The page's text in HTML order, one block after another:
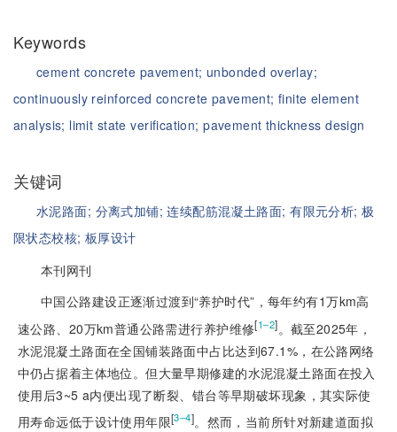
Keywords
cement concrete pavement; unbonded overlay;
continuously reinforced concrete pavement;finite element
analysis; limit state verification;pavement thickness design
关键词
水泥路面; 分离式加铺;连续配筋混凝土路面;有限元分析;极
限状态校核; 板厚设计
本刊网刊
中国公路建设正逐渐过渡到“养护时代”，每年约有1万km高
速公路、20万km普通公路需进行养护维修[1‒2]。截至2025年，
水泥混凝土路面在全国铺装路面中占比达到67.1%，在公路网络
中仍占据着主体地位。但大量早期修建的水泥混凝土路面在投入
使用后3~5 a内便出现了断裂、错台等早期破坏现象，其实际使
用寿命远低于设计使用年限[3‒4]。然而，当前所针对新建道面拟